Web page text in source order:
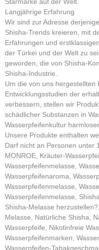
Starmarke auf der Welt.
Langjährige Erfahrung
Wir sind zur Adresse
Shisha-Trends kreieren, mit
Erfahrungen und
der Türkei und der Welt zu
geworden, die von Shisha-
Shisha-Industrie.
Um die von uns
Entwicklungsstudien der
verbessern, stellen wir
schädlicher Substanzen in
Wasserpfeifenkultur
Unsere Produkte enthalten
Darf nicht an Personen unter
MONROE, Kräuter-
Wasserpfeifenmelasse,
Wasserpfeifenaroma,
Wasserpfeifenmelasse,
Wasserpfeifenmelasse,
Shisha-Melasse
Melasse, Natürliche Shisha,
Wasserpfeife, Nikotinfreie
Wasserpfeifenmarken,
Wasserpfeifen-